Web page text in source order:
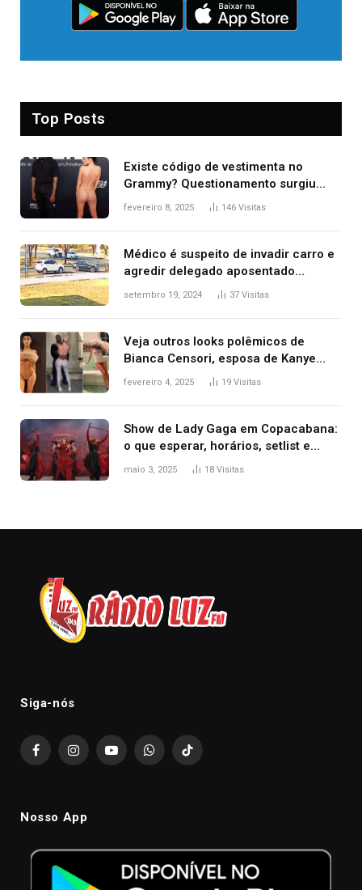
Top Posts
Existe código de vestimenta no
Grammy? Questionamento surgiu
após Bianca Censori, mulher de
fevereiro 8, 2025 146 Visitas
Médico é suspeito de invadir carro e
agredir delegado aposentado
durante confusão no trânsito
setembro 19, 2024 37 Visitas
Veja outros looks polêmicos de
Bianca Censori, esposa de Kanye
West que apareceu nua no Grammy
fevereiro 4, 2025 19 Visitas
Show de Lady Gaga em Copacabana:
o que esperar, horários, setlist e
onde assistir
maio 3, 2025 18 Visitas
Siga-nós
FacebookInstagramYouTubeWhatsAppTikTok
Nosso App